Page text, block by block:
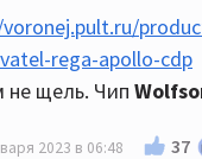
rega-apollo-cdp
не щель. Чип
2023 в 06:48 37